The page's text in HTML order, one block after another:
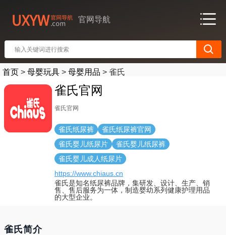
官网导航
首页 > 母婴玩具 > 母婴用品 > 雀氏
雀氏官网
雀氏官网
雀氏纸尿裤
雀氏纸尿裤官网
雀氏婴儿纸尿片
雀氏婴儿纸尿裤
雀氏婴儿成人纸尿片
https://www.chiaus.cn
雀氏是知名纸尿裤品牌，集研发、设计、生产、销
售、售后服务为一体，制造婴幼系列健康护理用品
的大型企业。
雀氏简介